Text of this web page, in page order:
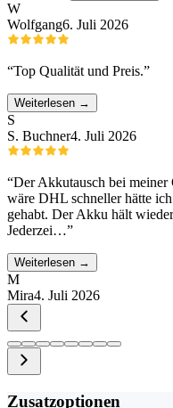
W
Wolfgang6. Juli 2026
“Top Qualität und Preis.”
Weiterlesen →
S
S. Buchner4. Juli 2026
“Der Akkutausch bei
wäre DHL schneller hätte
gehabt. Der Akku hält
Jederzei…”
Weiterlesen →
M
Mira4. Juli 2026
Zusatzoptionen